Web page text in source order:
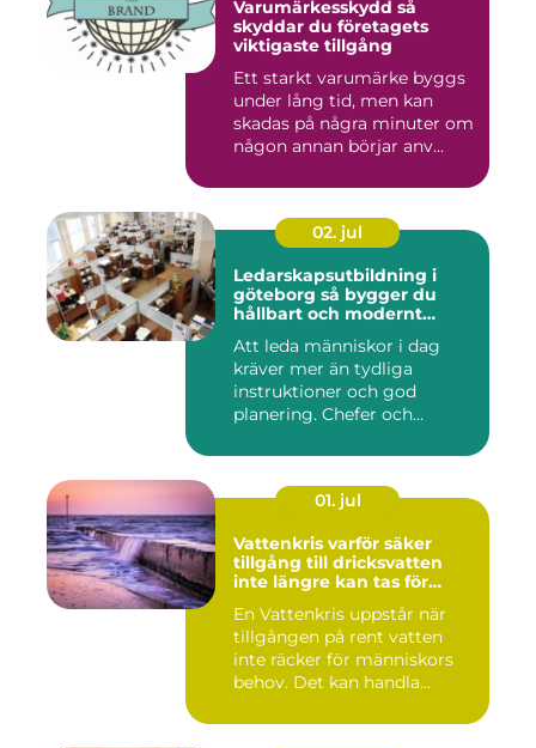
Varumärkesskydd så
skyddar du företagets
viktigaste tillgång
Ett starkt varumärke byggs
under lång tid, men kan
skadas på några minuter om
någon annan börjar anv...
02. jul
Ledarskapsutbildning i
göteborg så bygger du
hållbart och modernt
Att leda människor i dag
kräver mer än tydliga
instruktioner och god
planering. Chefer och
01. jul
Vattenkris varför säker
tillgång till dricksvatten
inte längre kan tas för
En Vattenkris uppstår när
tillgången på rent vatten
inte räcker för människors
behov. Det kan handla...